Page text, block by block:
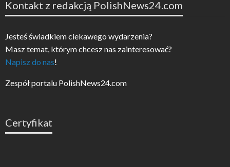
Kontakt z redakcją PolishNews24.com
Jesteś świadkiem ciekawego wydarzenia?
Masz temat, którym chcesz nas zainteresować?
Napisz do nas!
Zespół portalu PolishNews24.com
Certyfikat